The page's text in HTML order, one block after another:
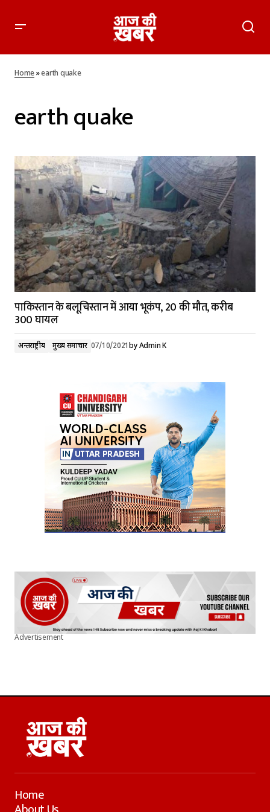
Home»earth quake
earth quake
पाकिस्तान के बलूचिस्तान में आया भूकंप, 20 की मौत, करीब
300 घायल
अन्तर्राष्ट्रीय मुख्य समाचार 07/10/2021by Admin K
Advertisement
Home